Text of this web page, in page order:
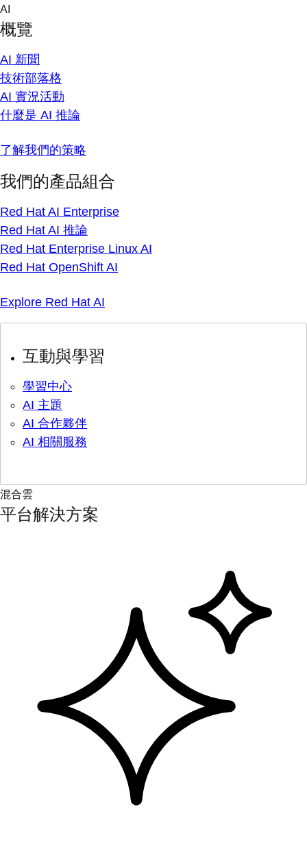
Skip
content
AI
概覽
AI 新聞
技術部落格
AI 實況活動
什麼是 AI 推論
了解我們的策略
我們的產品組合
Red Hat AI Enterprise
Red Hat AI 推論
Red Hat Enterprise Linux AI
Red Hat OpenShift AI
Explore Red Hat AI
互動與學習
學習中心
AI 主題
AI 合作夥伴
AI 相關服務
混合雲
平台解決方案